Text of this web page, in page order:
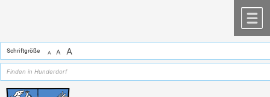
Schriftgröße A A A